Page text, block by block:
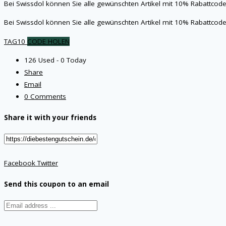
Bei Swissdol können Sie alle gewünschten Artikel mit 10% Rabattcode
Bei Swissdol können Sie alle gewünschten Artikel mit 10%
TAG10 CODE HOLEN
126 Used - 0 Today
Share
Email
0 Comments
Share it with your friends
FacebookTwitter
Send this coupon to an email